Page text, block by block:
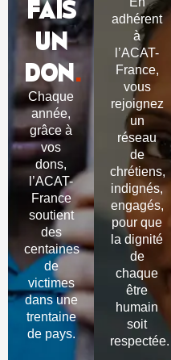
FAIS
UN
DON.
Chaque
année,
grâce à
vos
dons,
l’ACAT-
France
soutient
des
centaines
de
victimes
dans une
trentaine
de pays.
adhérent
à
l’ACAT-
France,
vous
rejoignez
un
réseau
de
chrétiens,
indignés,
engagés,
pour que
la dignité
de
chaque
être
humain
soit
respectée.